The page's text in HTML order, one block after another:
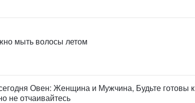
мыть волосы летом
Овен: Женщина и Мужчина, Будьте готовы к
не отчаивайтесь